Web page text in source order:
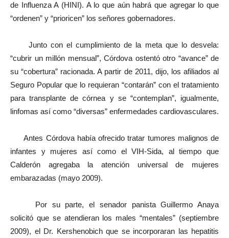
de Influenza A (HINI). A lo que aún habrá que agregar lo que
“ordenen” y “prioricen” los señores gobernadores.
Junto con el cumplimiento de la meta que lo desvela:
“cubrir un millón mensual”, Córdova ostentó otro “avance” de
su “cobertura” racionada. A partir de 2011, dijo, los afiliados al
Seguro Popular que lo requieran “contarán” con el tratamiento
para transplante de córnea y se “contemplan”, igualmente,
linfomas así como “diversas” enfermedades cardiovasculares.
Antes Córdova había ofrecido tratar tumores malignos de
infantes y mujeres así como el VIH-Sida, al tiempo que
Calderón agregaba la atención universal de mujeres
embarazadas (mayo 2009).
Por su parte, el senador panista Guillermo Anaya
solicitó que se atendieran los males “mentales” (septiembre
2009), el Dr. Kershenobich que se incorporaran las hepatitis